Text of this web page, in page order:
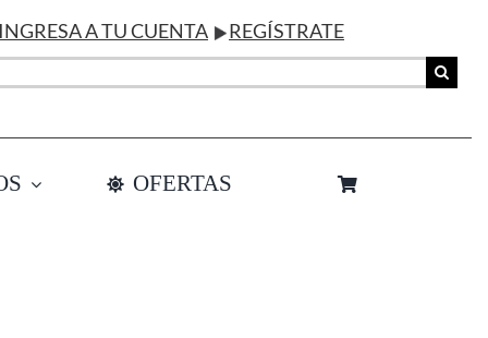
INGRESA A TU CUENTA REGÍSTRATE
OFERTAS